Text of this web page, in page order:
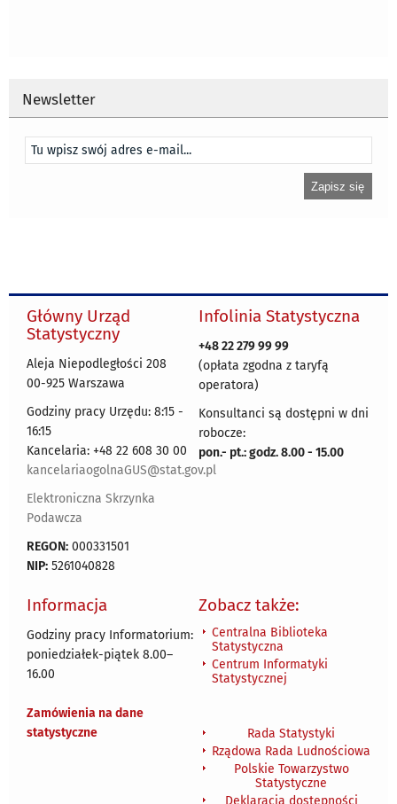
Newsletter
Główny Urząd
Statystyczny
Aleja Niepodległości 208
00-925 Warszawa
Godziny pracy Urzędu: 8:15 -
16:15
Kancelaria: +48 22 608 30 00
kancelariaogolnaGUS@stat.gov.pl
Elektroniczna Skrzynka
Podawcza
REGON: 000331501
NIP: 5261040828
Infolinia Statystyczna
+48 22 279 99 99
(opłata zgodna z taryfą
operatora)
Konsultanci są dostępni w dni
robocze:
pon.- pt.: godz. 8.00 - 15.00
Informacja
Godziny pracy Informatorium:
poniedziałek-piątek 8.00–
16.00
Zamówienia na dane
statystyczne
Zobacz także:
Centralna Biblioteka
Statystyczna
Centrum Informatyki
Statystycznej
Rada Statystyki
Rządowa Rada Ludnościowa
Polskie Towarzystwo
Statystyczne
Deklaracja dostępności